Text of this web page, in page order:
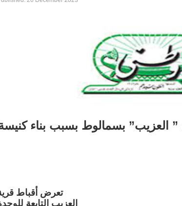
” العزيب” بسمالوط بسبب بناء
تعرض أقباط
العزيب التابعة